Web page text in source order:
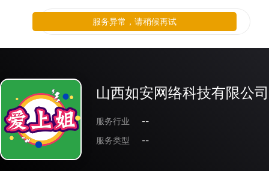
山西如安网络科技有限公司
服务行业
--
服务类型
--
服务异常，请稍候再试